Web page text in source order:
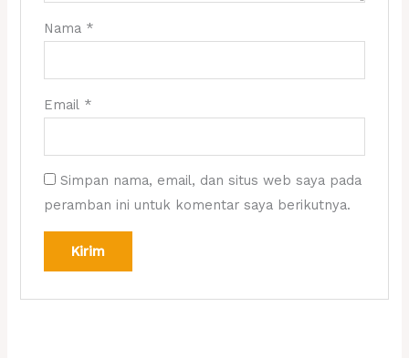
Nama *
Email *
Simpan nama, email, dan situs web saya pada
peramban ini untuk komentar saya berikutnya.